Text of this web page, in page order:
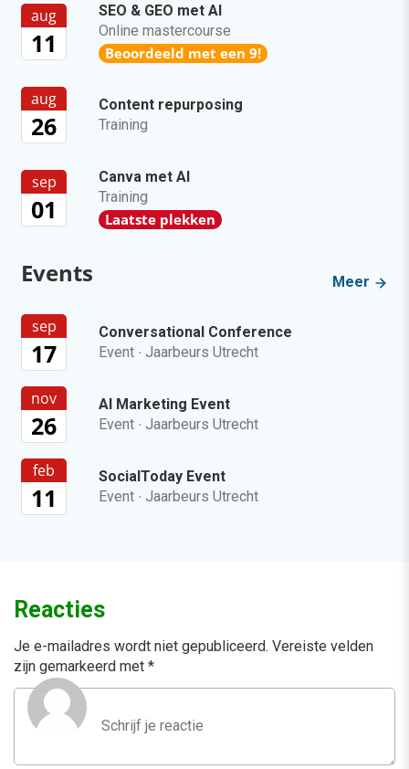
aug
11
SEO & GEO met AI
Online mastercourse
Beoordeeld met een 9!
aug
26
Content repurposing
Training
sep
01
Canva met AI
Training
Laatste plekken
Events Meer
sep
17
Conversational Conference
Event · Jaarbeurs Utrecht
nov
26
AI Marketing Event
Event · Jaarbeurs Utrecht
feb
11
SocialToday Event
Event · Jaarbeurs Utrecht
Reacties
Je e-mailadres wordt niet gepubliceerd. Vereiste velden
zijn gemarkeerd met *